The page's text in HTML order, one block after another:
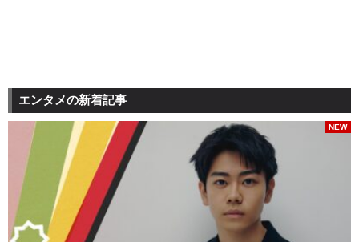
エンタメの新着記事
NEW